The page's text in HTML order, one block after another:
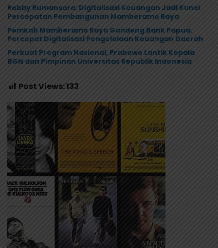
Robby Rumansara: Digitalisasi Keuangan Jadi Kunci
Percepatan Pembangunan Mamberamo Raya
Pemkab Mamberamo Raya Gandeng Bank Papua,
Percepat Digitalisasi Pengelolaan Keuangan Daerah
Perkuat Program Nasional, Prabowo Lantik Kepala
BGN dan Pimpinan Universitas Republik Indonesia
Post Views:133